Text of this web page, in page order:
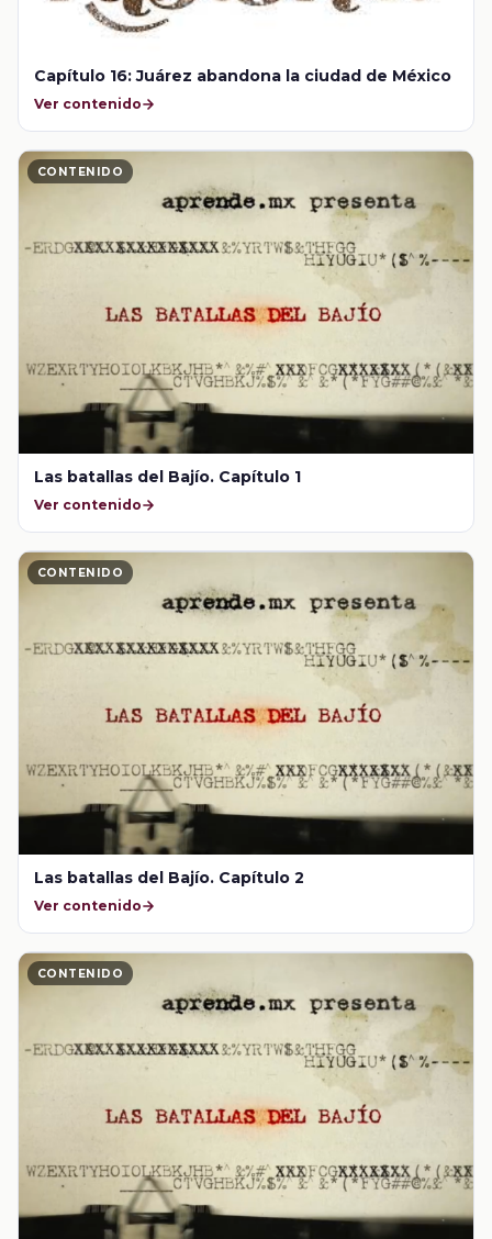
Capítulo 16: Juárez abandona la ciudad de México
Ver contenido
CONTENIDO
Las batallas del Bajío. Capítulo 1
Ver contenido
CONTENIDO
Las batallas del Bajío. Capítulo 2
Ver contenido
CONTENIDO